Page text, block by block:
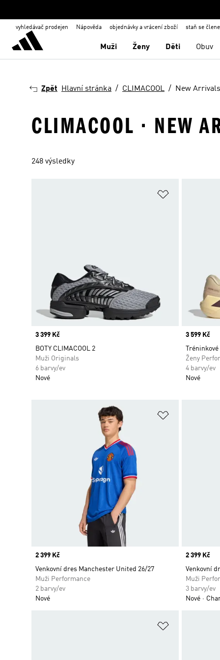
vyhledávač prodejen Nápověda objednávky a vrácení zboží staň se
Muži Ženy Děti Obuv
Zpět Hlavní stránka CLIMACOOL New Arrivals
CLIMACOOL · NEW
248 výsledky
Price
3 399 Kč
BOTY CLIMACOOL 2
Muži Originals
6 barvy/ev
Nové
Price
3 599 Kč
Ženy
4 barvy/ev
Nové
Price
2 399 Kč
Venkovní dres Manchester United 26/27
Muži Performance
2 barvy/ev
Nové
Price
2 399 Kč
Venkovní
Muži
3 barvy/ev
Nové